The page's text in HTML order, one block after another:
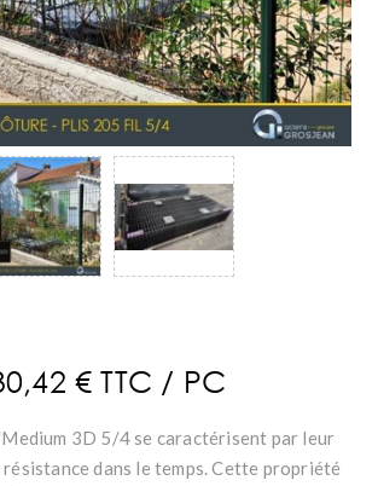
€ TTC / PC
3D 5/4 se caractérisent par leur
dans le temps. Cette propriété